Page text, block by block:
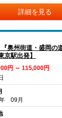
詳細を見る
『奥州街道・盛岡
駅出発】
円 ～ 115,000円
09月